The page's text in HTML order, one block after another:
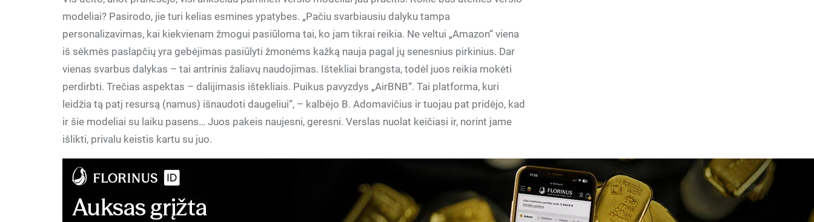
modeliai? Pasirodo, jie turi kelias esmines ypatybes. „Pačiu svarbiausiu dalyku tampa
personalizavimas, kai kiekvienam žmogui pasiūloma tai, ko jam tikrai reikia. Ne veltui „Amazon“ viena
iš sėkmės paslapčių yra gebėjimas pasiūlyti žmonėms kažką nauja pagal jų senesnius pirkinius. Dar
vienas svarbus dalykas – tai antrinis žaliavų naudojimas. Ištekliai brangsta, todėl juos reikia mokėti
perdirbti. Trečias aspektas – dalijimasis ištekliais. Puikus pavyzdys „AirBNB“. Tai platforma, kuri
leidžia tą patį resursą (namus) išnaudoti daugeliui“, – kalbėjo B. Adomavičius ir tuojau pat pridėjo, kad
ir šie modeliai su laiku pasens… Juos pakeis naujesni, geresni. Verslas nuolat keičiasi ir, norint jame
išlikti, privalu keistis kartu su juo.